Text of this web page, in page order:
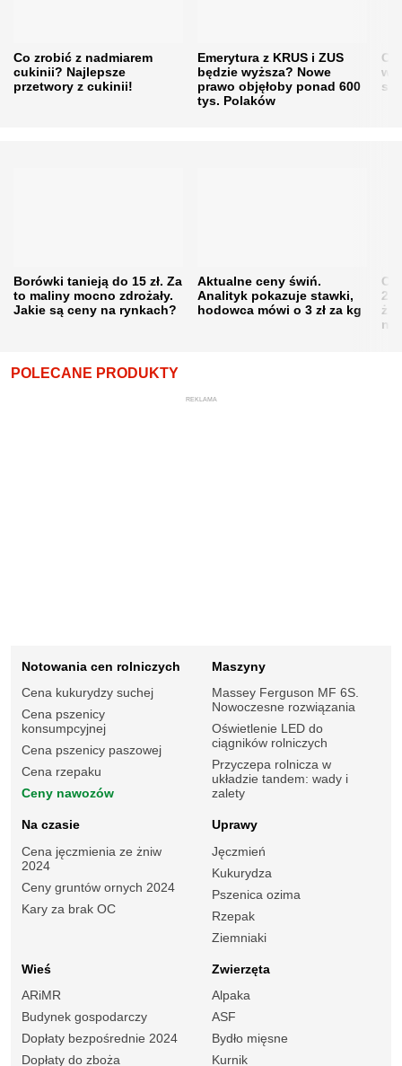
Co zrobić z nadmiarem
cukinii? Najlepsze
przetwory z cukinii!
Emerytura z KRUS i ZUS
będzie wyższa? Nowe
prawo objęłoby ponad 600
tys. Polaków
w
Borówki tanieją do 15 zł. Za
to maliny mocno zdrożały.
Jakie są ceny na rynkach?
Aktualne ceny świń.
Analityk pokazuje stawki,
hodowca mówi o 3 zł za kg
POLECANE PRODUKTY
REKLAMA
Notowania cen rolniczych
Cena kukurydzy suchej
Cena pszenicy
konsumpcyjnej
Cena pszenicy paszowej
Cena rzepaku
Ceny nawozów
Maszyny
Massey Ferguson MF 6S.
Nowoczesne rozwiązania
Oświetlenie LED do
ciągników rolniczych
Przyczepa rolnicza w
układzie tandem: wady i
zalety
Na czasie
Cena jęczmienia ze żniw
2024
Ceny gruntów ornych 2024
Kary za brak OC
Uprawy
Jęczmień
Kukurydza
Pszenica ozima
Rzepak
Ziemniaki
Wieś
ARiMR
Budynek gospodarczy
Dopłaty bezpośrednie 2024
Dopłaty do zboża
Zwierzęta
Alpaka
ASF
Bydło mięsne
Kurnik